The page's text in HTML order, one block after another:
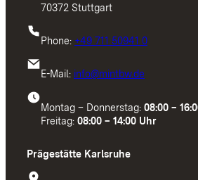
70372 Stuttgart
Phone: +49 711 50941 0
E-Mail: info@mintbw.de
Montag – Donnerstag: 08:00 –
Freitag: 08:00 – 14:00 Uhr
Prägestätte Karlsruhe